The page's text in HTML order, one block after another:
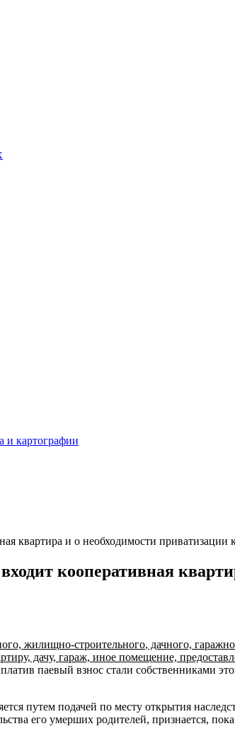
и картографии
квартира и о необходимости приватизации
кооперативная
жилищно-строительного, дачного,
дачу, гараж, иное помещение,
паевый взнос стали собственниками
путем подачей по месту открытия
его умерших родителей, признается,